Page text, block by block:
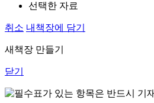
선택한 자료
취소 내책장에 담기
새책장 만들기
닫기
표가 있는 항목은 반드시 기